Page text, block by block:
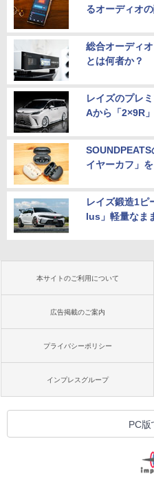
るオーディオ
総合オーディ
とは何者か？
レイズのプレ
Aから「2×9R
イヤーカフ」
レイズ鍛造1ピ
lus」軽量なま
本サイトのご利用について
広告掲載のご案内
プライバシーポリシー
インプレスグループ
PC版